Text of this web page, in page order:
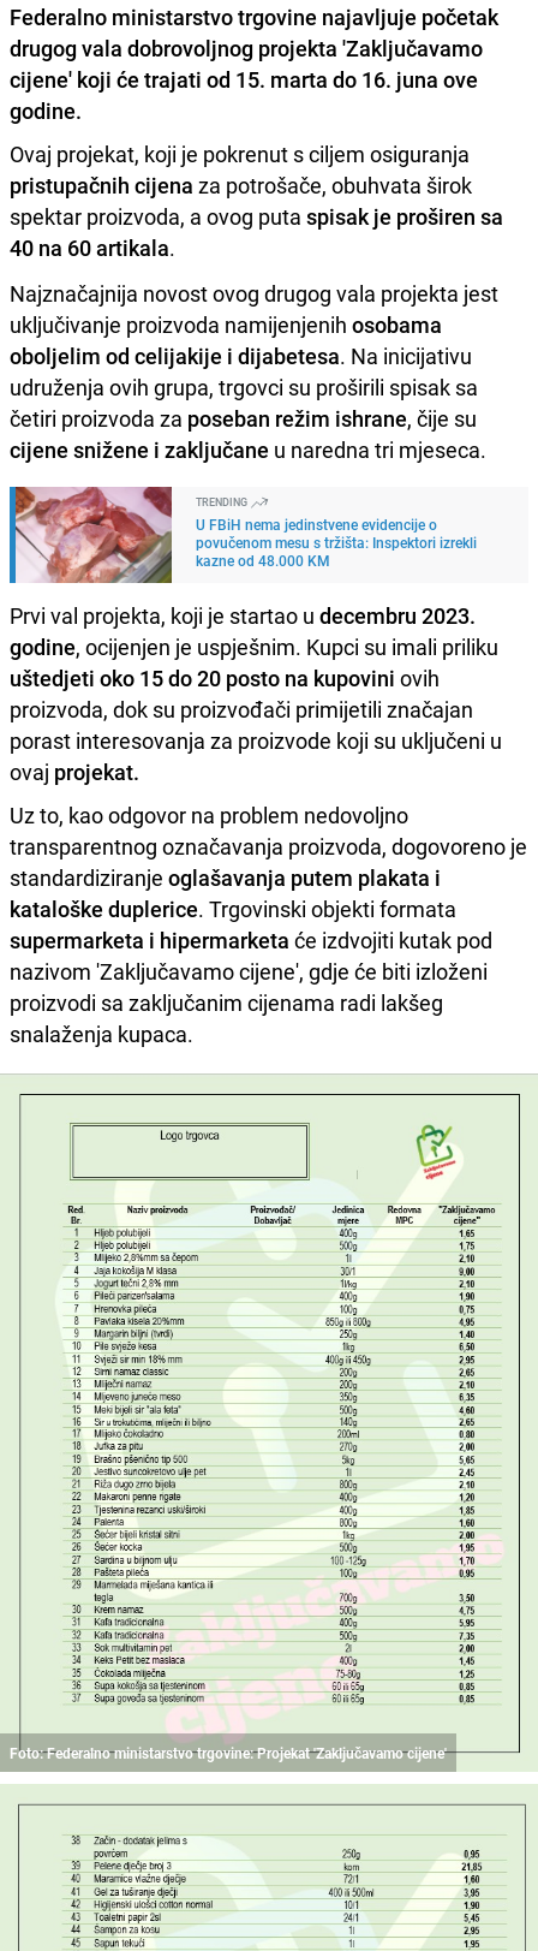
Federalno ministarstvo trgovine najavljuje početak
drugog vala dobrovoljnog projekta 'Zaključavamo
cijene' koji će trajati od 15. marta do 16. juna ove
godine.
Ovaj projekat, koji je pokrenut s ciljem osiguranja
pristupačnih cijena za potrošače, obuhvata širok
spektar proizvoda, a ovog puta spisak je proširen sa
40 na 60 artikala.
Najznačajnija novost ovog drugog vala projekta jest
uključivanje proizvoda namijenjenih osobama
oboljelim od celijakije i dijabetesa. Na inicijativu
udruženja ovih grupa, trgovci su proširili spisak sa
četiri proizvoda za poseban režim ishrane, čije su
cijene snižene i zaključane u naredna tri mjeseca.
TRENDING
U FBiH nema jedinstvene evidencije o
povučenom mesu s tržišta: Inspektori izrekli
kazne od 48.000 KM
Prvi val projekta, koji je startao u decembru 2023.
godine, ocijenjen je uspješnim. Kupci su imali priliku
uštedjeti oko 15 do 20 posto na kupovini ovih
proizvoda, dok su proizvođači primijetili značajan
porast interesovanja za proizvode koji su uključeni u
ovaj projekat.
Uz to, kao odgovor na problem nedovoljno
transparentnog označavanja proizvoda, dogovoreno je
standardiziranje oglašavanja putem plakata i
kataloške duplerice. Trgovinski objekti formata
supermarketa i hipermarketa će izdvojiti kutak pod
nazivom 'Zaključavamo cijene', gdje će biti izloženi
proizvodi sa zaključanim cijenama radi lakšeg
snalaženja kupaca.
Foto: Federalno ministarstvo trgovine: Projekat 'Zaključavamo cijene'